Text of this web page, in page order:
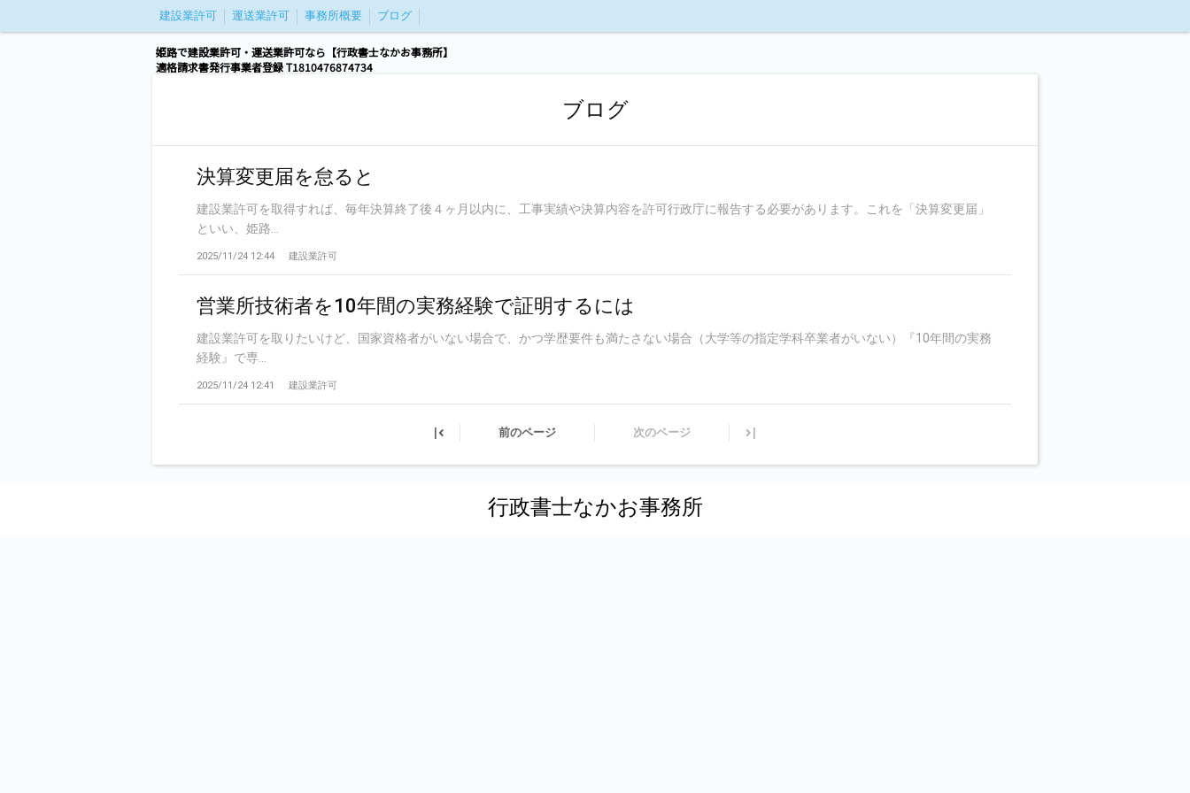
建設業許可 運送業許可 事務所概要 ブログ
姫路で建設業許可・運送業許可なら【行政書士なかお事務所】
適格請求書発行事業者登録 T1810476874734
ブログ
決算変更届を怠ると
建設業許可を取得すれば、毎年決算終了後４ヶ月以内に、工事実績や決算内容を許可行政庁に報告する必要があります。これを「決算変更届」
といい、姫路...
2025/11/24 12:44 建設業許可
営業所技術者を10年間の実務経験で証明するには
建設業許可を取りたいけど、国家資格者がいない場合で、かつ学歴要件も満たさない場合（大学等の指定学科卒業者がいない）『10年間の実務
経験』で専...
2025/11/24 12:41 建設業許可
| 前のページ 次のページ |
行政書士なかお事務所